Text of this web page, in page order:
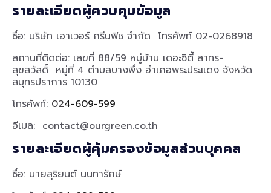
รายละเอียดผู้ควบคุมข้อมูล
ชื่อ: บริษัท เอาเวอร์ กรีนฟิช จำกัด โทรศัพท์ 02-0268918
สถานที่ติดต่อ: เลขที่ 88/59 หมู่บ้าน เดอะซิตี้ สาทร-
สุขสวัสดิ์ หมู่ที่ 4 ตำบลบางพึ่ง อำเภอพระประแดง จังหวัด
สมุทรปราการ 10130
โทรศัพท์: 024-609-599
อีเมล: contact@ourgreen.co.th
รายละเอียดผู้คุ้มครองข้อมูลส่วนบุคคล
ชื่อ: นายสุริยนต์ นนทารักษ์